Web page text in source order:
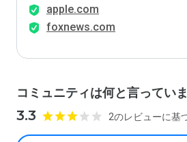
apple.com
foxnews.com
コミュニティは何と言ってい
3.3 2のレビューに基